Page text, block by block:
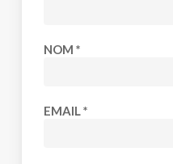
NOM *
EMAIL *